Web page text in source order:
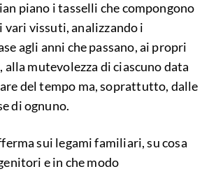
piano i tasselli che compongono
vari vissuti, analizzando i
agli anni che passano, ai propri
mutevolezza di ciascuno data
del tempo ma, soprattutto, dalle
di ognuno.
sui legami familiari, su cosa
e in che modo